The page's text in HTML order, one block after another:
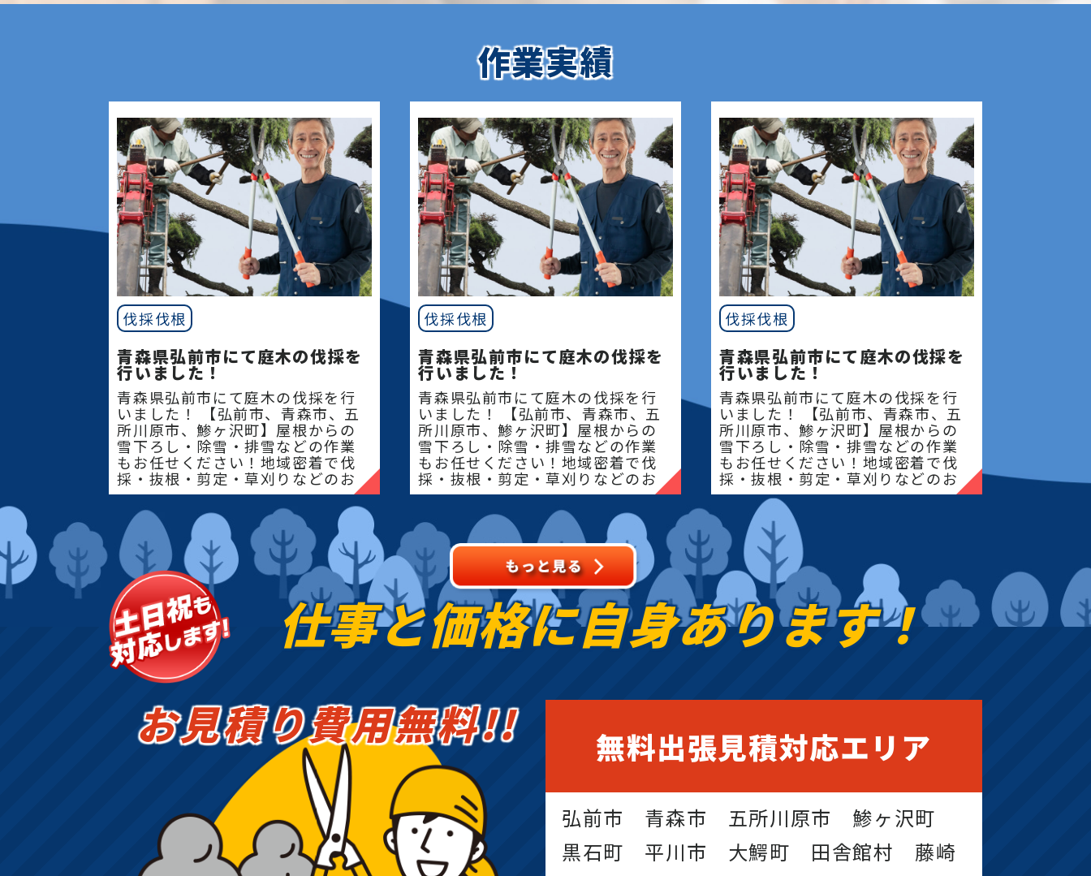
作業実績
伐採伐根
青森県弘前市にて庭木の伐採を
行いました！
青森県弘前市にて庭木の伐採を行
いました！ 【弘前市、青森市、五
所川原市、鯵ヶ沢町】屋根からの
雪下ろし・除雪・排雪などの作業
もお任せください！地域密着で伐
採・抜根・剪定・草刈りなどのお
庭のこと、造園・
伐採伐根
青森県弘前市にて庭木の伐採を
行いました！
青森県弘前市にて庭木の伐採を行
いました！ 【弘前市、青森市、五
所川原市、鯵ヶ沢町】屋根からの
雪下ろし・除雪・排雪などの作業
もお任せください！地域密着で伐
採・抜根・剪定・草刈りなどのお
庭のこと、造園・
伐採伐根
青森県弘前市にて庭木の伐採を
行いました！
青森県弘前市にて庭木の伐採を行
いました！ 【弘前市、青森市、五
所川原市、鯵ヶ沢町】屋根からの
雪下ろし・除雪・排雪などの作業
もお任せください！地域密着で伐
採・抜根・剪定・草刈りなどのお
庭のこと、造園・
仕事と価格に自身あります！
お見積り費用無料!! 無料出張見積対応エリア
弘前市 青森市 五所川原市 鯵ヶ沢町
黒石町 平川市 大鰐町 田舎館村 藤崎